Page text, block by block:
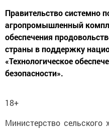
Правительство системно
агропромышленный
обеспечения
страны в поддержку
«Технологическое
безопасности».
18+
Министерство сельского